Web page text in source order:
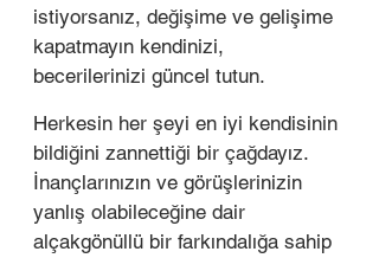
istiyorsanız, değişime ve gelişime
kapatmayın kendinizi,
becerilerinizi güncel tutun.
Herkesin her şeyi en iyi kendisinin
bildiğini zannettiği bir çağdayız.
İnançlarınızın ve görüşlerinizin
yanlış olabileceğine dair
alçakgönüllü bir farkındalığa sahip